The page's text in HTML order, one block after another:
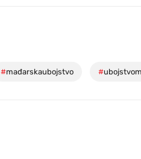
#mađarskaubojstvo #